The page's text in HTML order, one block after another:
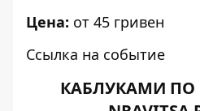
Цена: от 45 гривен
Ссылка на событие
КАБЛУКАМИ ПО